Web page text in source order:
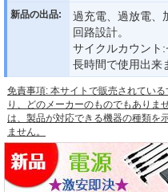
新品の出品:
過充電、過放電、
回路設計。
サイクルカウント:
長時間で使用出来
免責事項: 本サイトで販売されてい
り、どのメーカーのものでもありま
は、製品が対応できる機器の種類を
ません。